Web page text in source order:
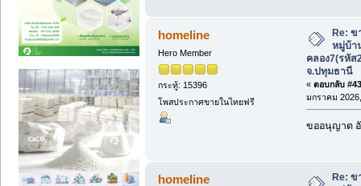
homeline
Hero Member
กระทู้: 15396
โพสประกาศขายในไทยฟรี
Re: ข
หมู่บ้า
คลอง7(รหัส
จ.ปทุมธานี
« ตอบกลับ
มกราคม
ขออนุญาต
homeline
Re: ข